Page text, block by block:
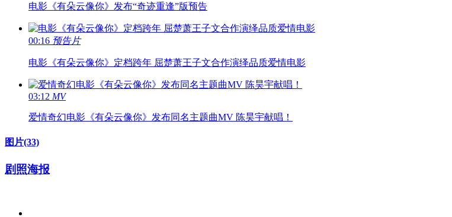
电影《有朵云像你》发布“奇迹重逢”版预告
00:16 预告片
电影《有朵云像你》定档跨年 屈楚萧王子文合作演绎品质爱情电影
03:12 MV
爱情奇幻电影《有朵云像你》发布同名主题曲MV 陈昊宇献唱！
图片(33)
剧照海报